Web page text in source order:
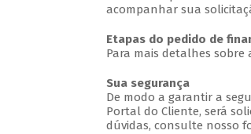
acompanhar sua
Etapas do pedido de
Para mais detalhes sobre
Sua segurança
De modo a garantir a
Portal do Cliente, será
dúvidas, consulte nosso